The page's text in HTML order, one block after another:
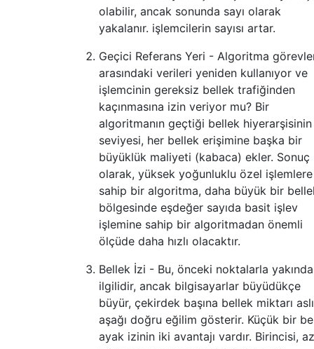
olabilir, ancak sonunda sayı olarak
yakalanır. işlemcilerin sayısı artar.
Geçici Referans Yeri - Algoritma
arasındaki verileri yeniden kullanıyor ve
işlemcinin gereksiz bellek trafiğinden
kaçınmasına izin veriyor mu? Bir
algoritmanın geçtiği bellek
seviyesi, her bellek erişimine başka bir
büyüklük maliyeti (kabaca) ekler. Sonuç
olarak, yüksek yoğunluklu özel işlemlere
sahip bir algoritma, daha büyük bir
bölgesinde eşdeğer sayıda basit işlev
işlemine sahip bir algoritmadan önemli
ölçüde daha hızlı olacaktır.
Bellek İzi - Bu, önceki noktalarla
ilgilidir, ancak bilgisayarlar büyüdükçe
büyür, çekirdek başına bellek miktarı
aşağı doğru eğilim gösterir. Küçük bir
ayak izinin iki avantajı vardır. Birincisi, az